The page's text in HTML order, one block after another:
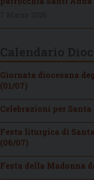
Giornata diocesana
(01/07)
Celebrazioni per
Festa liturgica di
(06/07)
Festa della Madonna